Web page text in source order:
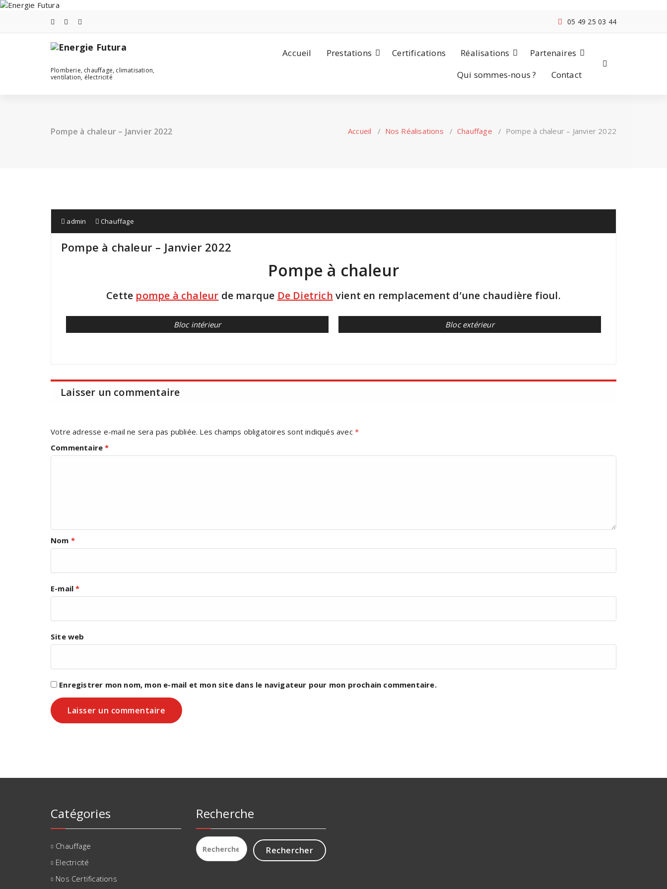
Skip
05 49 25 03 44
Plomberie, chauffage, climatisation,
ventilation, électricité
Accueil Prestations Certifications Réalisations
Partenaires
Qui sommes-nous ?
Contact
Pompe à chaleur – Janvier 2022 Accueil / Nos Réalisations / Chauffage / Pompe à chaleur – Janvier 2022
admin Chauffage
Pompe à chaleur – Janvier 2022
Pompe à chaleur
Cette pompe à chaleur de marque De Dietrich vient en remplacement d’une chaudière fioul.
Bloc intérieur Bloc extérieur
Laisser un commentaire
Votre adresse e-mail ne sera pas publiée. Les champs obligatoires sont indiqués avec*
Commentaire*
Nom *
E-mail*
Site web
Enregistrer mon nom, mon e-mail et mon site dans le navigateur pour mon prochain commentaire.
Catégories
Chauffage
Electricité
Nos Certifications
Recherche
Rechercher :